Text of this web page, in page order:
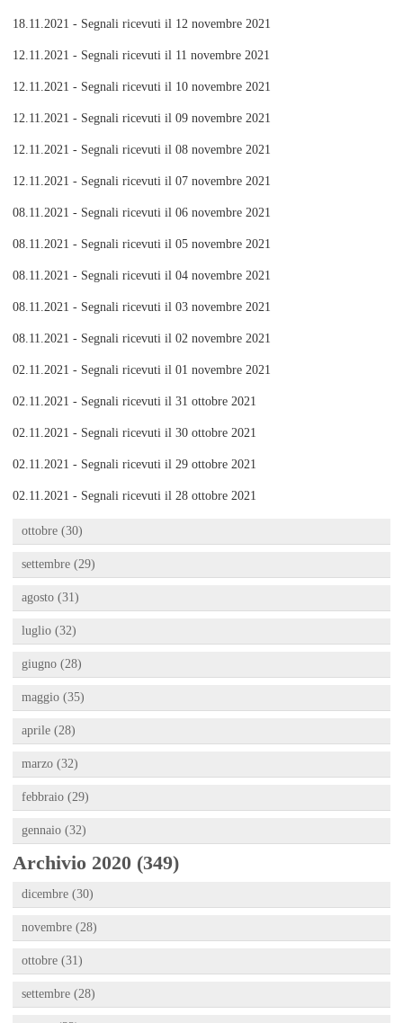
18.11.2021 - Segnali ricevuti il 12 novembre 2021
12.11.2021 - Segnali ricevuti il 11 novembre 2021
12.11.2021 - Segnali ricevuti il 10 novembre 2021
12.11.2021 - Segnali ricevuti il 09 novembre 2021
12.11.2021 - Segnali ricevuti il 08 novembre 2021
12.11.2021 - Segnali ricevuti il 07 novembre 2021
08.11.2021 - Segnali ricevuti il 06 novembre 2021
08.11.2021 - Segnali ricevuti il 05 novembre 2021
08.11.2021 - Segnali ricevuti il 04 novembre 2021
08.11.2021 - Segnali ricevuti il 03 novembre 2021
08.11.2021 - Segnali ricevuti il 02 novembre 2021
02.11.2021 - Segnali ricevuti il 01 novembre 2021
02.11.2021 - Segnali ricevuti il 31 ottobre 2021
02.11.2021 - Segnali ricevuti il 30 ottobre 2021
02.11.2021 - Segnali ricevuti il 29 ottobre 2021
02.11.2021 - Segnali ricevuti il 28 ottobre 2021
ottobre (30)
settembre (29)
agosto (31)
luglio (32)
giugno (28)
maggio (35)
aprile (28)
marzo (32)
febbraio (29)
gennaio (32)
Archivio 2020 (349)
dicembre (30)
novembre (28)
ottobre (31)
settembre (28)